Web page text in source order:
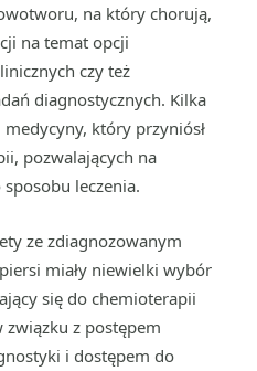
na który chorują,
na temat opcji
czy też
diagnostycznych. Kilka
który przyniósł
pozwalających na
leczenia.
ze zdiagnozowanym
miały niewielki wybór
się do chemioterapii
z postępem
i dostępem do